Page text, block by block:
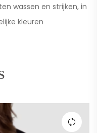
wassen en strijken, in
kleuren